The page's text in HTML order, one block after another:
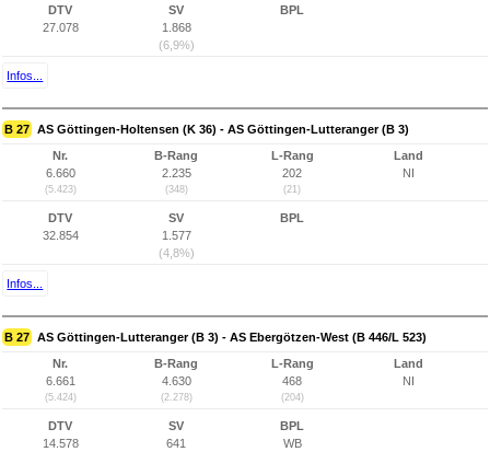
DTV
27.078
SV
1.868
(6,9%)
BPL
Infos...
B 27 AS Göttingen-Holtensen (K 36) - AS Göttingen-Lutteranger (B 3)
Nr.
6.660
(5.423)
B-Rang
2.235
(348)
L-Rang
202
(21)
Land
NI
DTV
32.854
SV
1.577
(4,8%)
BPL
Infos...
B 27 AS Göttingen-Lutteranger (B 3) - AS Ebergötzen-West (B 446/L 523)
Nr.
6.661
(5.424)
B-Rang
4.630
(2.278)
L-Rang
468
(204)
Land
NI
DTV
14.578
SV
641
BPL
WB